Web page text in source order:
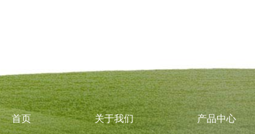
首页 关于我们 产品中心